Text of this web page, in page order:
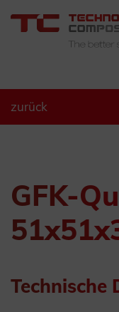
zurück
GFK-
Technische